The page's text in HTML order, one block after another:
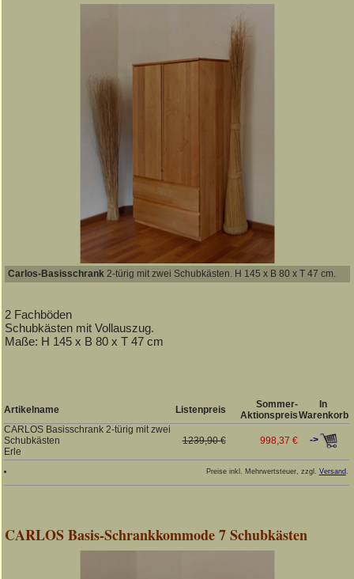
Carlos-Basisschrank2-türig mit zwei Schubkästen. H 145 x B 80 x T 47 cm.
2 Fachböden
Schubkästen mit Vollauszug.
Maße: H 145 x B 80 x T 47 cm
Artikelname Listenpreis
Sommer-
Aktionspreis
In
Warenkorb
CARLOS Basisschrank 2-türig mit zwei
Schubkästen
Erle
1239,90 € 998,37 € ->
Preise inkl. Mehrwertsteuer, zzgl. Versand
CARLOS Basis-Schrankkommode 7 Schubkästen